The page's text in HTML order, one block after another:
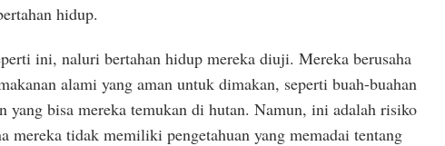
hidup.
ini, naluri bertahan hidup mereka diuji. Mereka berusaha
alami yang aman untuk dimakan, seperti buah-buahan
yang bisa mereka temukan di hutan. Namun, ini adalah risiko
mereka tidak memiliki pengetahuan yang memadai tentang